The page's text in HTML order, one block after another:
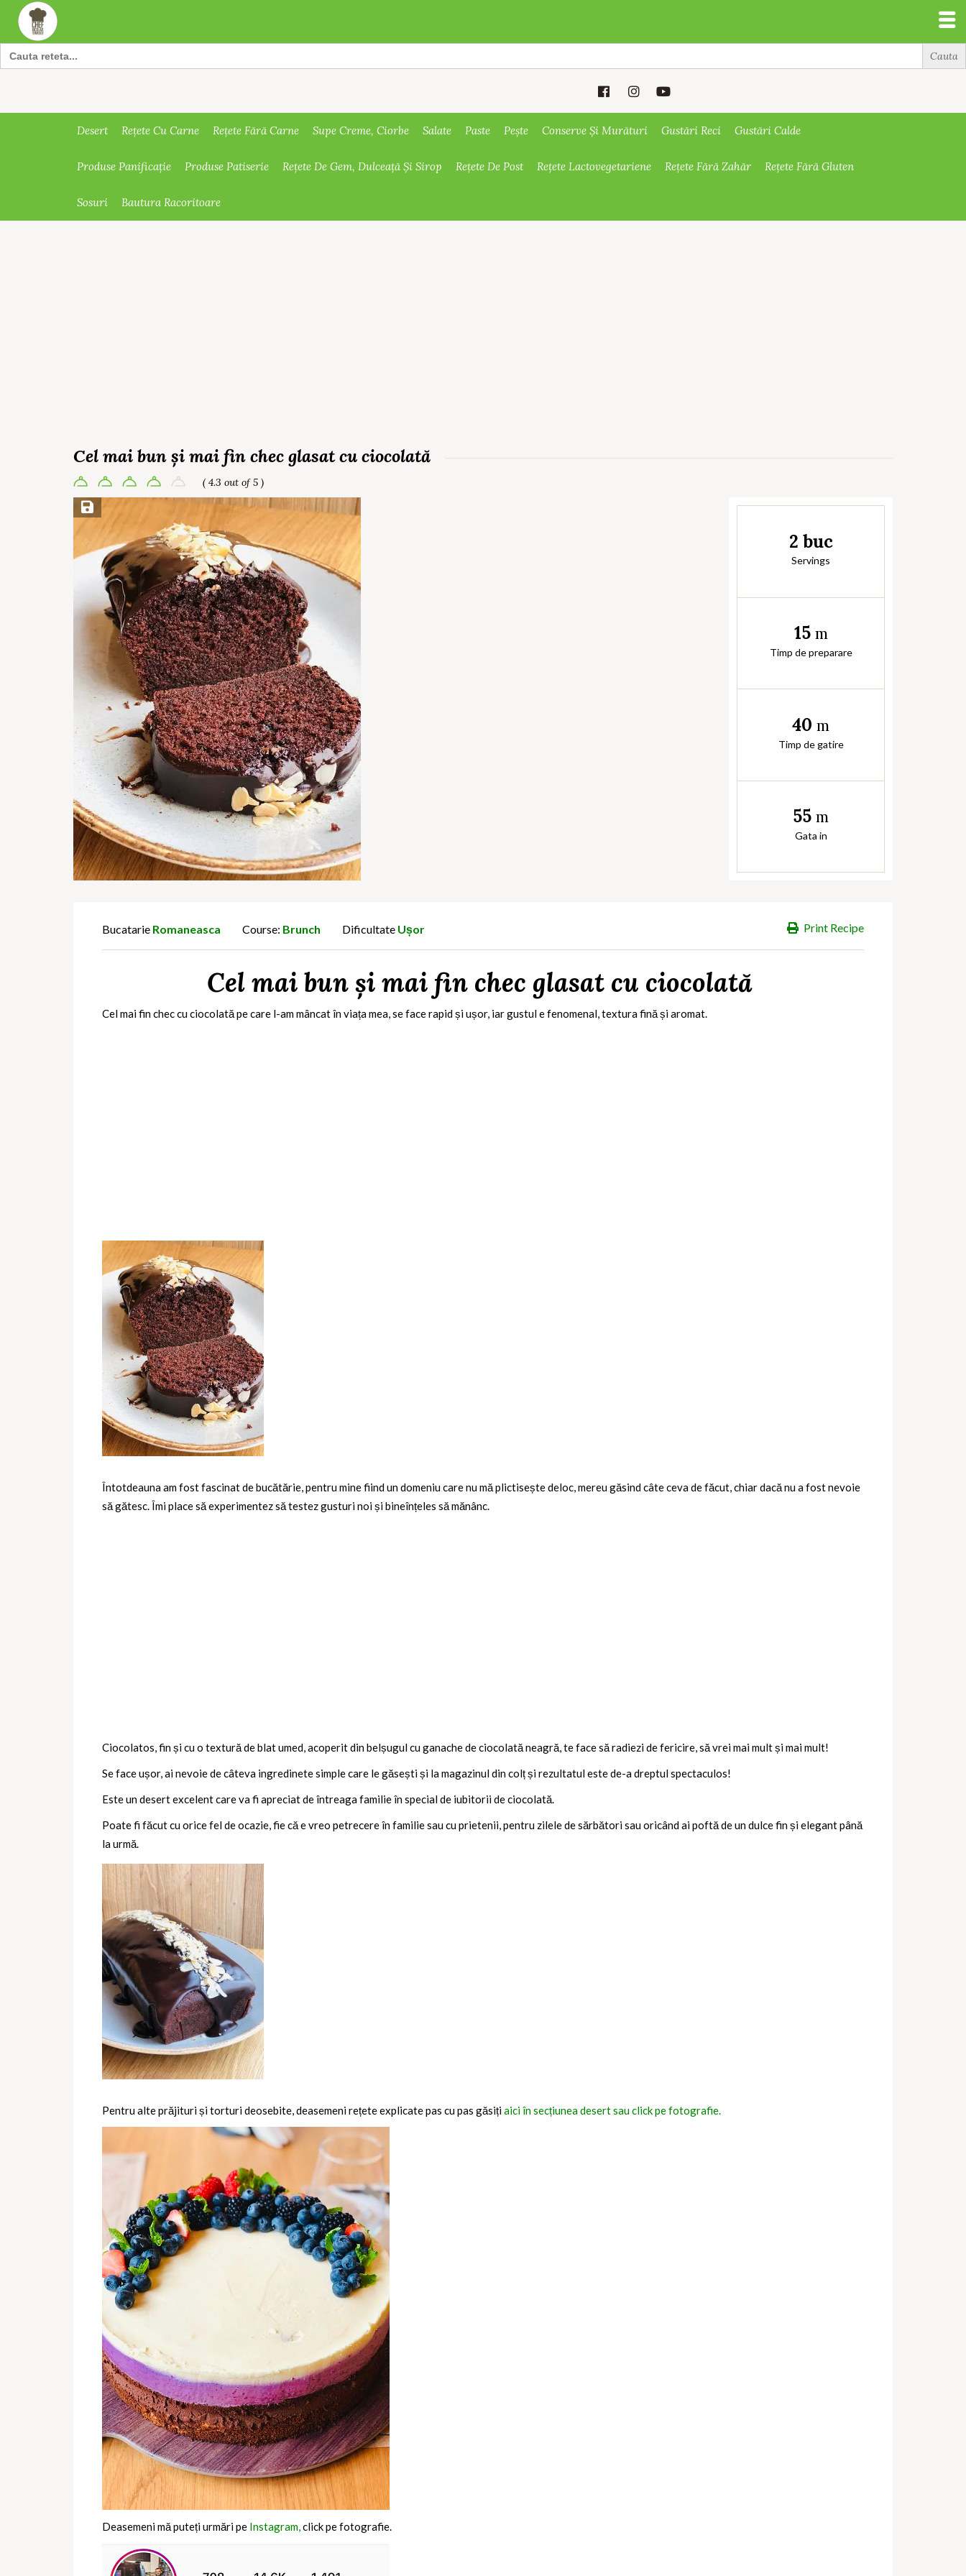
Search
for:
Desert Rețete Cu Carne Rețete Fără Carne Supe Creme, Ciorbe Salate Paste Pește Conserve Și Murături Gustări Reci Gustări Calde
Produse Panificație Produse Patiserie Rețete De Gem, Dulceață Și Sirop Rețete De Post Rețete Lactovegetariene Rețete Fără Zahăr Rețete Fără Gluten
Sosuri Bautura Racoritoare
Cel mai bun și mai fin chec glasat cu ciocolată
( 4.3 out of 5 )
Save Recipe
2 buc
Servings
15 m
Timp de preparare
40 m
Timp de gatire
55 m
Gata in
Print Recipe
Bucatarie Romaneasca Course: Brunch Dificultate Ușor
Cel mai bun și mai fin chec glasat cu ciocolată
Cel mai fin chec cu ciocolată pe care l-am mâncat în viața mea, se face rapid și ușor, iar gustul e fenomenal, textura fină și aromat.
Întotdeauna am fost fascinat de bucătărie, pentru mine fiind un domeniu care nu mă plictisește deloc, mereu găsind câte ceva de făcut, chiar dacă nu a fost nevoie
să gătesc. Îmi place să experimentez să testez gusturi noi și bineînțeles să mănânc.
Ciocolatos, fin și cu o textură de blat umed, acoperit din belșugul cu ganache de ciocolată neagră, te face să radiezi de fericire, să vrei mai mult și mai mult!
Se face ușor, ai nevoie de câteva ingredinete simple care le găsești și la magazinul din colț și rezultatul este de-a dreptul spectaculos!
Este un desert excelent care va fi apreciat de întreaga familie în special de iubitorii de ciocolată.
Poate fi făcut cu orice fel de ocazie, fie că e vreo petrecere în familie sau cu prietenii, pentru zilele de sărbători sau oricând ai poftă de un dulce fin și elegant până
la urmă.
Pentru alte prăjituri și torturi deosebite, deasemeni rețete explicate pas cu pas găsițiaici în secțiunea desert sau click pe fotografie.
Deasemeni mă puteți urmări pe Instagram,click pe fotografie.